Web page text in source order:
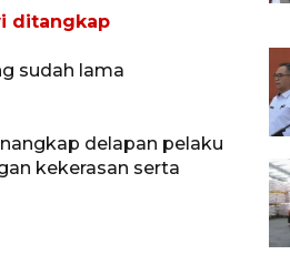
ditangkap
sudah lama
delapan pelaku
kekerasan serta